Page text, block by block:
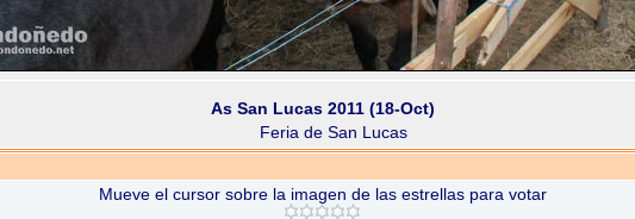
As San Lucas 2011 (18-Oct)
Feria de San Lucas
Mueve el cursor sobre la imagen de las estrellas para votar